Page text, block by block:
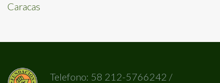
Caracas
Telefono: 58 212-5766242 /